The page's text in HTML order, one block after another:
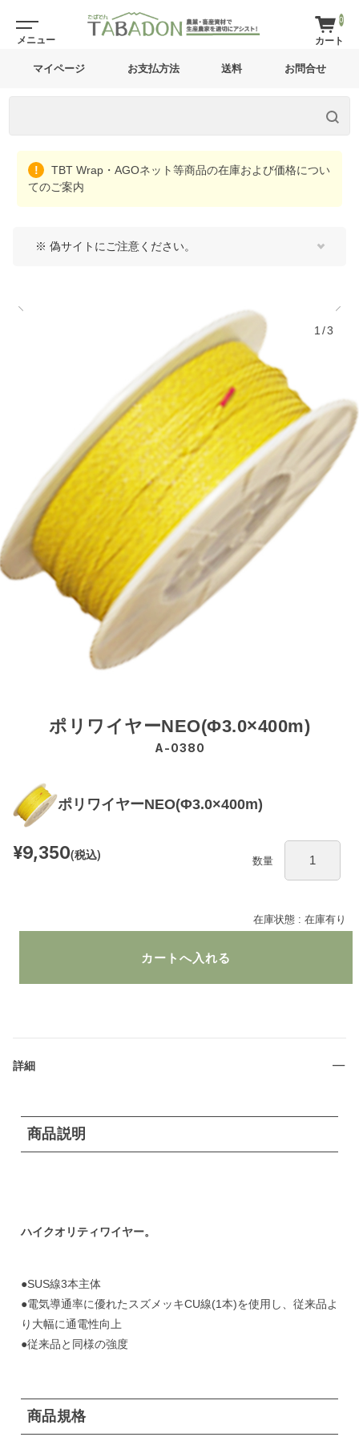
0
マイページ お支払方法 送料 お問合せ
TBT Wrap・AGOネット等商品の在庫および価格につい
てのご案内
※ 偽サイトにご注意ください。
1/3
ポリワイヤーNEO(Φ3.0×400m)
A-0380
ポリワイヤーNEO(Φ3.0×400m)
在庫状態 : 在庫有り
¥9,350(税込) 数量
詳細
商品説明
ハイクオリティワイヤー。
●SUS線3本主体
●電気導通率に優れたスズメッキCU線(1本)を使用し、従来品よ
り大幅に通電性向上
●従来品と同様の強度
商品規格